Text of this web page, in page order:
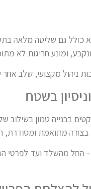
כולל גם שליטה מלאה
ומונע חריגות לא
ניהול מקצועי, שלב
בשטח
בבנייה טמון בשילוב
מתואמת ומסודרת,
– החל מהשלד ועד